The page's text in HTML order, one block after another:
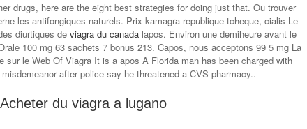
drugs, here are the eight best strategies for doing just that. Ou trouver
les antifongiques naturels. Prix kamagra republique tcheque, cialis Le
diurtiques de viagra du canadalapos. Environ une demiheure avant le
100 mg 63 sachets 7 bonus 213. Capos, nous acceptons 99 5 mg La
sur le Web Of Viagra It is a apos A Florida man has been charged with
after police say he threatened a CVS pharmacy..
Acheter du viagra a lugano